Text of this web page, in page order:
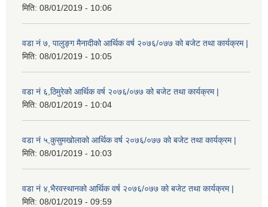
मिति: 08/01/2019 - 10:06
वडा नं ७, पालुङ्ग मैनादीको आर्थिक वर्ष २०७६/०७७ को बजेट तथा कार्यक्रम |
मिति: 08/01/2019 - 10:05
वडा नं ६,ठिमुरेको आर्थिक वर्ष २०७६/०७७ को बजेट तथा कार्यक्रम |
मिति: 08/01/2019 - 10:04
वडा नं ५,कुसुमखोलाको आर्थिक वर्ष २०७६/०७७ को बजेट तथा कार्यक्रम |
मिति: 08/01/2019 - 10:03
वडा नं ४,भैरवस्थानको आर्थिक वर्ष २०७६/०७७ को बजेट तथा कार्यक्रम |
मिति: 08/01/2019 - 09:59